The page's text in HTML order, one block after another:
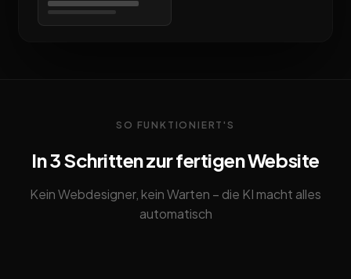
SO FUNKTIONIERT'S
In 3 Schritten zur fertigen Website
Kein Webdesigner, kein Warten – die KI macht alles
automatisch